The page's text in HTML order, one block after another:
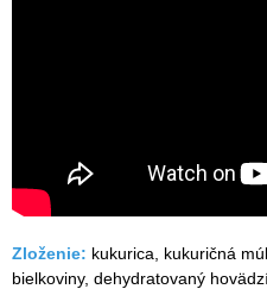
Zloženie: kukurica, kukuričná
bielkoviny, dehydratovaný